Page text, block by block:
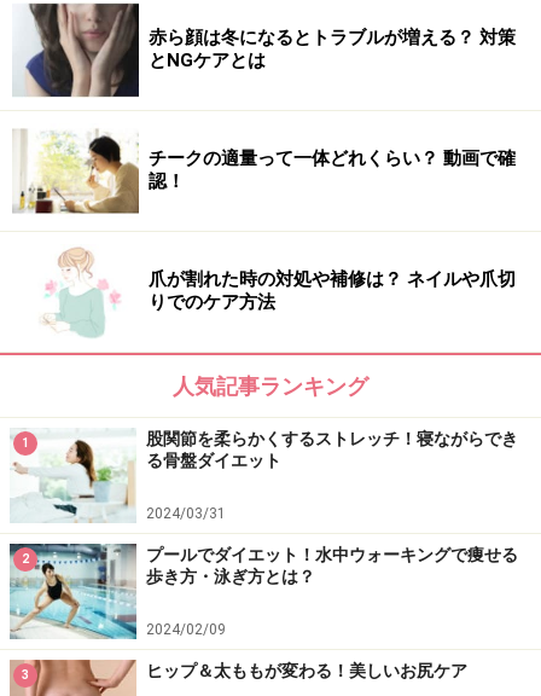
ゆっくり歩いたのでは心拍数はあがらないた
め、脂肪燃焼どころか運動効果は期待できませ
ん。
出典： 水中運動で効率的に脂肪燃焼＆リフレッ
シュ！ [簡単ダイエット] All About
逆に、運動強度を上げ過ぎると、脂肪よりも糖
質が燃える割合が増え、パワーアップ系の運動
になります。特に、ゴツクなりやすい力みがち
な人は、加減しながら行いましょう。
シュ！ [簡単ダイエット] All About
効果的な水中ウォーキングの実践方法
■60分水中運動を行う場合の時間・運動強度配分例
赤ら顔は冬になるとトラブルが増える？ 対策
とNGケアとは
チークの適量って一体どれくらい？ 動画で確
認！
爪が割れた時の対処や補修は？ ネイルや爪切
りでのケア方法
人気記事ランキング
1
股関節を柔らかくするストレッチ！寝ながらでき
る骨盤ダイエット
2024/03/31
2
プールでダイエット！水中ウォーキングで痩せる
歩き方・泳ぎ方とは？
2024/02/09
3 ヒップ＆太ももが変わる！美しいお尻ケア